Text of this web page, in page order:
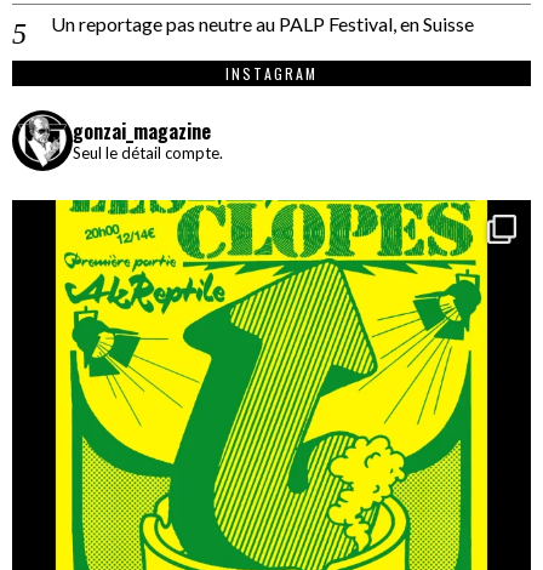
Un reportage pas neutre au PALP Festival, en Suisse
INSTAGRAM
gonzai_magazine
Seul le détail compte.